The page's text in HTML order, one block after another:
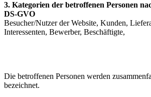
3. Kategorien der betroffenen Personen
DS-GVO
Besucher/Nutzer der Website, Kunden,
Interessenten, Bewerber, Beschäftigte,
Die betroffenen Personen werden
bezeichnet.